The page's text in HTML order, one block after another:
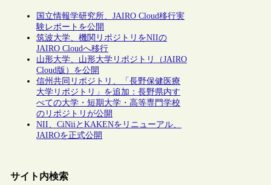
国立情報学研究所、JAIRO Cloud移行実
験レポートを公開
筑波大学、機関リポジトリをNIIの
JAIRO Cloudへ移行
山形大学、山形大学リポジトリ（JAIRO
Cloud版）を公開
信州共同リポジトリ、「長野保健医療
大学リポジトリ」を追加：長野県内す
べての大学・短期大学・高等専門学校
のリポジトリが公開
NII、CiNiiとKAKENをリニューアル、
JAIROを正式公開
サイト内検索